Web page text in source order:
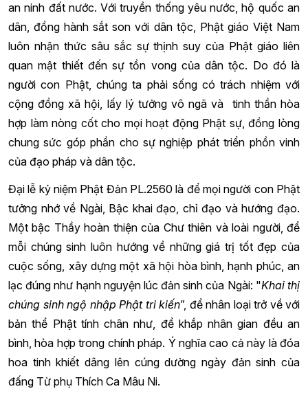
an ninh đất nước. Với truyền thống yêu nước, hộ quốc an
dân, đồng hành sắt son với dân tộc, Phật giáo Việt Nam
luôn nhận thức sâu sắc sự thịnh suy của Phật giáo liên
quan mật thiết đến sự tồn vong của dân tộc. Do đó là
người con Phật, chúng ta phải sống có trách nhiệm với
cộng đồng xã hội, lấy lý tưởng vô ngã và tinh thần hòa
hợp làm nòng cốt cho mọi hoạt động Phật sự, đồng lòng
chung sức góp phần cho sự nghiệp phát triển phồn vinh
của đạo pháp và dân tộc.
Đại lễ kỷ niệm Phật Đản PL.2560 là để mọi người con Phật
tưởng nhớ về Ngài, Bậc khai đạo, chỉ đạo và hướng đạo.
Một bậc Thầy hoàn thiện của Chư thiên và loài người, để
mỗi chúng sinh luôn hướng về những giá trị tốt đẹp của
cuộc sống, xây dựng một xã hội hòa bình, hạnh phúc, an
lạc đúng như hạnh nguyện lúc đản sinh của Ngài: "Khai thị
chúng sinh ngộ nhập Phật tri kiến”, để nhân loại trở về với
bản thể Phật tính chân như, để khắp nhân gian đều an
bình, hòa hợp trong chính pháp. Ý nghĩa cao cả này là đóa
hoa tinh khiết dâng lên cúng dường ngày đản sinh của
đấng Từ phụ Thích Ca Mâu Ni.